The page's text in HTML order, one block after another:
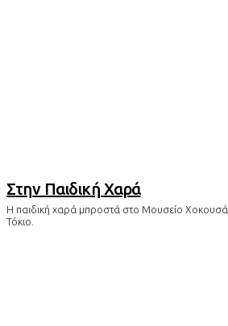
Στην Παιδική Χαρά
Η παιδική χαρά μπροστά στο Μουσείο
Τόκιο.